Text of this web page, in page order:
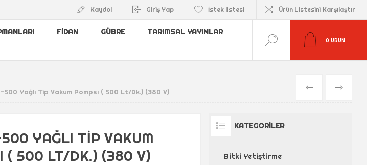
Kaydol Giriş Yap İstek listesi Ürün Listesini Karşılaştır
FIDAN GÜBRE
TARIMSAL YAYINLAR
0 ÜRÜN
500 Yağlı Tip Vakum Pompsı ( 500 Lt/Dk.) (380 V) ÖNCEKISONRAKI
YAĞLI TIP VAKUM
( 500 LT/DK.) (380 V)
KATEGORILER
Bitki Yetiştirme